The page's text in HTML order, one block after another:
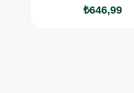
₺646,99